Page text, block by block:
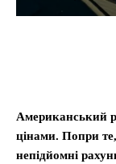
Американський
цінами. Попри
непідйомні